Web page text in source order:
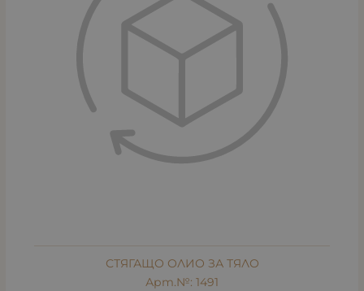
СТЯГАЩО ОЛИО ЗА ТЯЛО
Арт.№: 1491